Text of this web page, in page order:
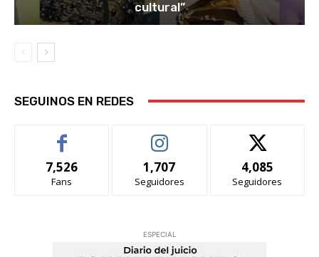
cultural”
SEGUINOS EN REDES
7,526
Fans
1,707
Seguidores
4,085
Seguidores
ESPECIAL